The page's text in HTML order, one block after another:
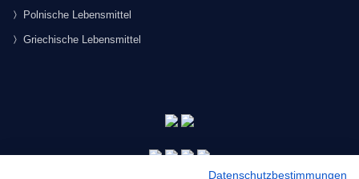
Polnische Lebensmittel
Griechische Lebensmittel
Datenschutzbestimmungen